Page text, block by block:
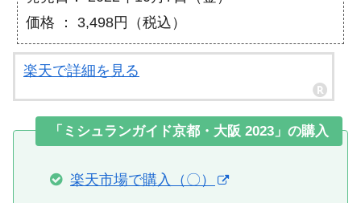
価格 ： 3,498円（税込）
楽天で詳細を見る
「ミシュランガイド京都・大阪 2023」の購入
楽天市場で購入（〇）